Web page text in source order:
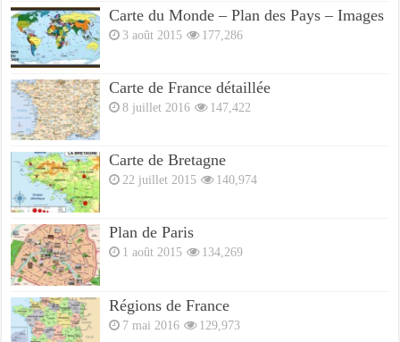
Carte du Monde – Plan des Pays – Images
3 août 2015 177,286
Carte de France détaillée
8 juillet 2016 147,422
Carte de Bretagne
22 juillet 2015 140,974
Plan de Paris
1 août 2015 134,269
Régions de France
7 mai 2016 129,973